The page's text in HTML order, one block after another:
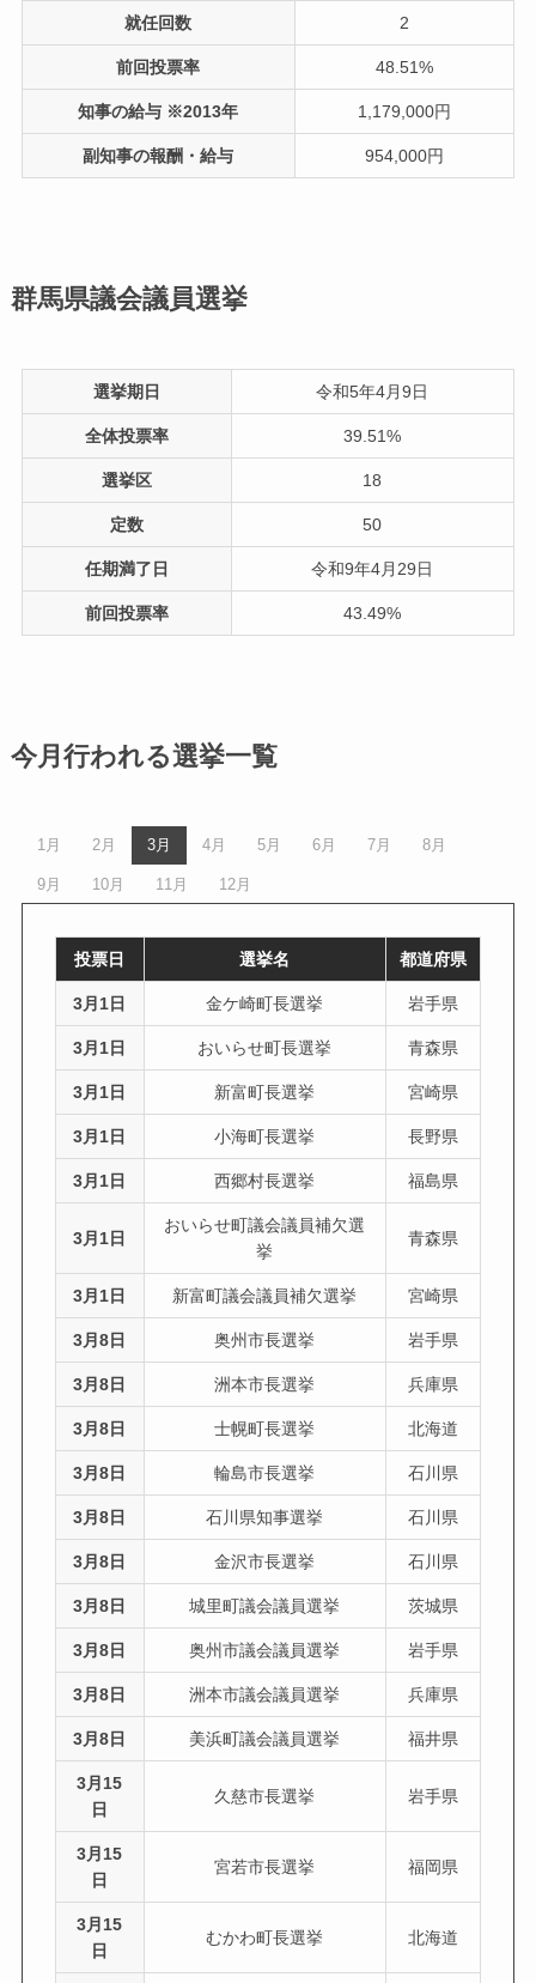
就任回数 2
前回投票率 48.51%
知事の給与 ※2013年 1,179,000円
副知事の報酬・給与 954,000円
群馬県議会議員選挙
選挙期日 令和5年4月9日
全体投票率 39.51%
選挙区 18
定数 50
任期満了日 令和9年4月29日
前回投票率 43.49%
今月行われる選挙一覧
1月 2月 3月 4月 5月 6月 7月 8月
9月 10月 11月 12月
投票日 選挙名 都道府県
3月1日 金ケ崎町長選挙 岩手県
3月1日 おいらせ町長選挙 青森県
3月1日 新富町長選挙 宮崎県
3月1日 小海町長選挙 長野県
3月1日 西郷村長選挙 福島県
3月1日
おいらせ町議会議員補欠選
挙
青森県
3月1日 新富町議会議員補欠選挙 宮崎県
3月8日 奥州市長選挙 岩手県
3月8日 洲本市長選挙 兵庫県
3月8日 士幌町長選挙 北海道
3月8日 輪島市長選挙 石川県
3月8日 石川県知事選挙 石川県
3月8日 金沢市長選挙 石川県
3月8日 城里町議会議員選挙 茨城県
3月8日 奥州市議会議員選挙 岩手県
3月8日 洲本市議会議員選挙 兵庫県
3月8日 美浜町議会議員選挙 福井県
3月15
日
久慈市長選挙 岩手県
3月15
日
宮若市長選挙 福岡県
3月15
日
むかわ町長選挙 北海道